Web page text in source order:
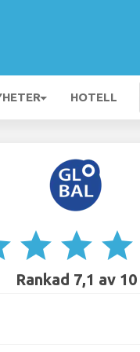
HOTELL
star star star
Rankad 7,1 av 10